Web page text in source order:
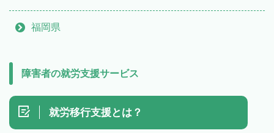
福岡県
障害者の就労支援サービス
就労移行支援とは？